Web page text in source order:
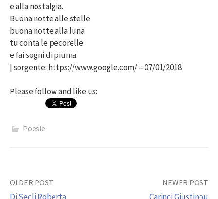
e alla nostalgia.
Buona notte alle stelle
buona notte alla luna
tu conta le pecorelle
e fai sogni di piuma.
| sorgente: https://www.google.com/ – 07/01/2018
Please follow and like us:
Poesie
Post
OLDER POST
Di Secli Roberta
NEWER POST
Carinci Giustinou